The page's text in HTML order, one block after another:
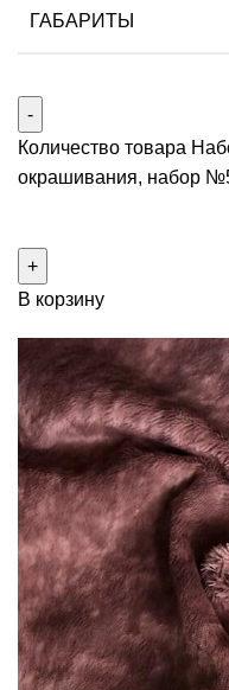
ГАБАРИТЫ
Количество товара
окрашивания, набор
В корзину